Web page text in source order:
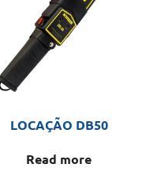
LOCAÇÃO DB50
Read more